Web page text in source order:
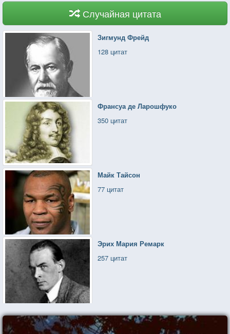
Случайная цитата
Зигмунд Фрейд
128 цитат
Франсуа де Ларошфуко
350 цитат
Майк Тайсон
77 цитат
Эрих Мария Ремарк
257 цитат